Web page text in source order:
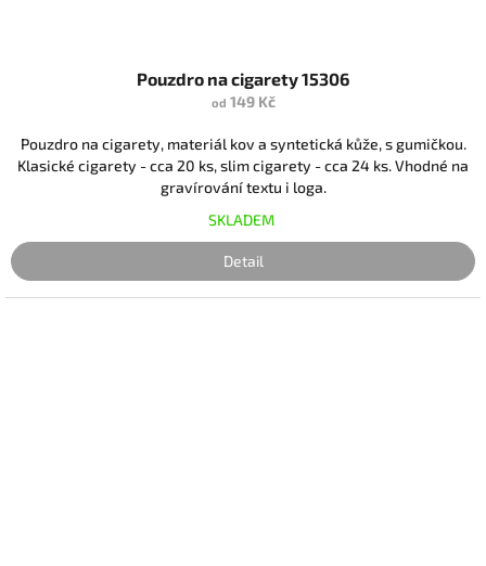
Pouzdro na cigarety 15306
od 149 Kč
Pouzdro na cigarety, materiál kov a syntetická kůže, s gumičkou.
Klasické cigarety - cca 20 ks, slim cigarety - cca 24 ks. Vhodné na
gravírování textu i loga.
SKLADEM
Detail